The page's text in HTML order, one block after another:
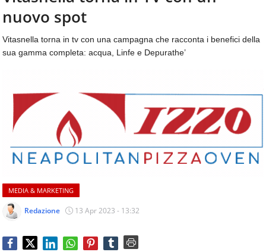
aggiornamenti
quotidiani
temi
come
food
&
beverage,
catering
e
articoli
sul
mondo
dell'alimentazione,
dei
fuoricasa,
CONTATTI
nuovo spot
Vitasnella torna in tv con una campagna che racconta i benefici della
sua gamma completa: acqua, Linfe e Depurathe’
MEDIA & MARKETING
Redazione 13 Apr 2023 - 13:32